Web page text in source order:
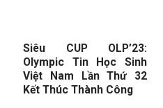
Siêu CUP OLP’23:
Olympic Tin Học Sinh
Việt Nam Lần Thứ 32
Kết Thúc Thành Công